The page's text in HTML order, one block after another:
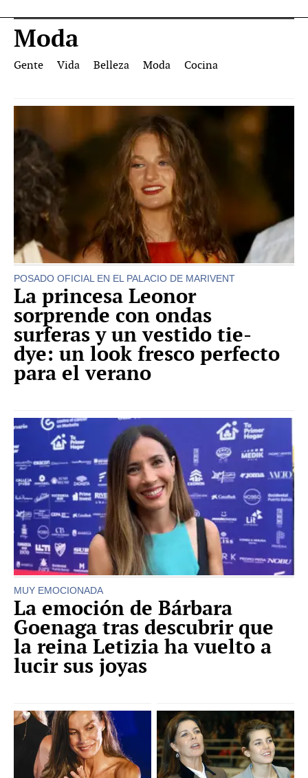
Moda
Gente Vida Belleza Moda Cocina
POSADO OFICIAL EN EL PALACIO DE MARIVENT
La princesa Leonor
sorprende con ondas
surferas y un vestido tie-
dye: un look fresco perfecto
para el verano
MUY EMOCIONADA
La emoción de Bárbara
Goenaga tras descubrir que
la reina Letizia ha vuelto a
lucir sus joyas